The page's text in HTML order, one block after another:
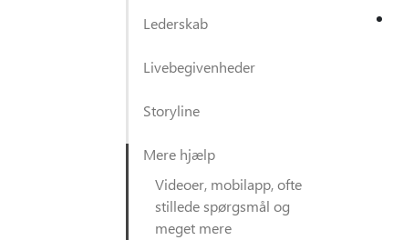
Lederskab
Livebegivenheder
Storyline
Mere hjælp
Videoer, mobilapp, ofte
stillede spørgsmål og
meget mere